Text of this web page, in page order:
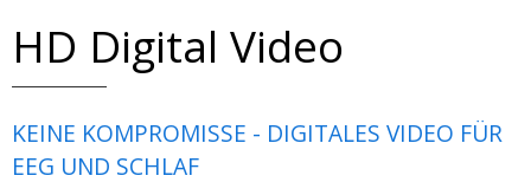
HD Digital Video
KEINE KOMPROMISSE - DIGITALES VIDEO FÜR
EEG UND SCHLAF